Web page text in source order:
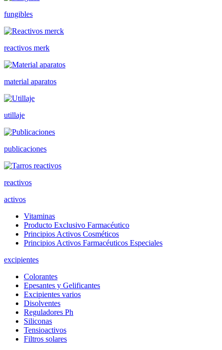
fungibles
reactivos merk
material aparatos
utillaje
publicaciones
reactivos
activos
Vitaminas
Producto Exclusivo Farmacéutico
Principios Activos Cosméticos
Principios Activos Farmacéuticos Especiales
excipientes
Colorantes
Epesantes y Gelificantes
Excipientes varios
Disolventes
Reguladores Ph
Siliconas
Tensioactivos
Filtros solares